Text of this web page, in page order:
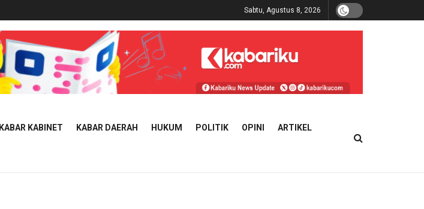
Sabtu, Agustus 8, 2026
KABAR KABINET KABAR DAERAH HUKUM POLITIK OPINI ARTIKEL